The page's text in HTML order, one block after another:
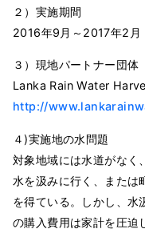
２）実施期間
2016年9月～2017年2月
３）現地パートナー団体
Lanka Rain Water
http://
４)実施地の水問題
対象地域には水道がなく
水を汲みに行く、または
を得ている。しかし、水
の購入費用は家計を圧迫